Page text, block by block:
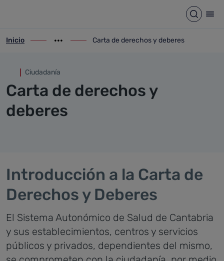
Carta de derechos y deberes
Abrir
ir-a inicio
Inicio
Mostrar opciones del camino de migas
ir-a Carta de derechos y deberes
Carta de derechos y deberes
Ciudadanía
Carta de derechos y
deberes
Introducción a la Carta de
Derechos y Deberes
El Sistema Autonómico de Salud de Cantabria
y sus establecimientos, centros y servicios
públicos y privados, dependientes del mismo,